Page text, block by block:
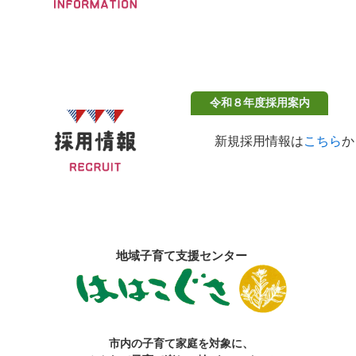
令和８年度採用案内
新規採用情報はこちら
地域子育て支援センター
市内の子育て家庭を対象に、